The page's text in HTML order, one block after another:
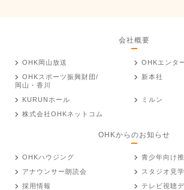
会社概要
OHK岡山放送
OHKエンタ
OHKスポーツ振興財団/
岡山・香川
新本社
KURUNホール
ミルン
株式会社OHKネットコム
OHKからのお知らせ
OHKハウジング
青少年向け
アナウンサー朗読会
スタジオ見学
採用情報
テレビ視聴